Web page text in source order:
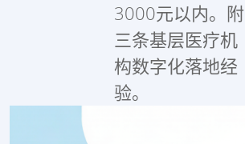
3000元以内。附
三条基层医疗机
构数字化落地经
验。